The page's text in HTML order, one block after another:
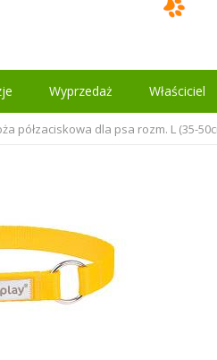
Wyprzedaż Właściciel
półzaciskowa dla psa rozm. L (35-